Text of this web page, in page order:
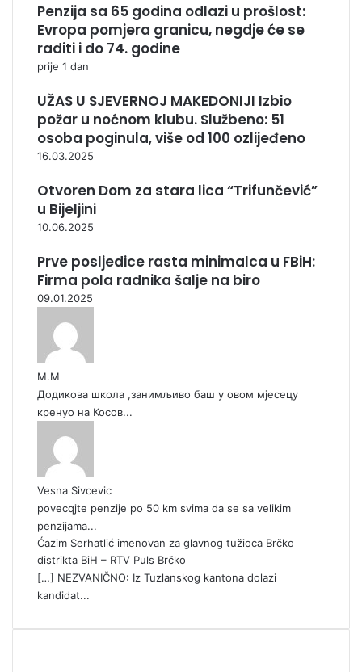
Penzija sa 65 godina odlazi u prošlost:
Evropa pomjera granicu, negdje će se
raditi i do 74. godine
prije 1 dan
UŽAS U SJEVERNOJ MAKEDONIJI Izbio
požar u noćnom klubu. Službeno: 51
osoba poginula, više od 100 ozlijeđeno
16.03.2025
Otvoren Dom za stara lica “Trifunčević”
u Bijeljini
10.06.2025
Prve posljedice rasta minimalca u FBiH:
Firma pola radnika šalje na biro
09.01.2025
М.М
Додикова школа ,занимљиво баш у овом мјесецу
кренуо на Косов...
Vesna Sivcevic
povecqjte penzije po 50 km svima da se sa velikim
penzijama...
Ćazim Serhatlić imenovan za glavnog tužioca Brčko
distrikta BiH – RTV Puls Brčko
[…] NEZVANIČNO: Iz Tuzlanskog kantona dolazi
kandidat...